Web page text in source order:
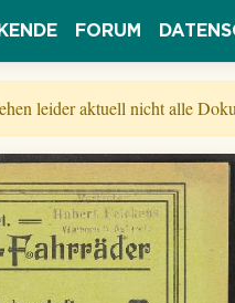
FORUM
leider aktuell nicht alle